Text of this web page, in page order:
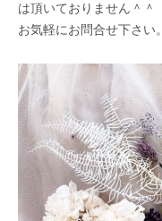
は頂いておりません＾＾
お気軽にお問合せ下さい。